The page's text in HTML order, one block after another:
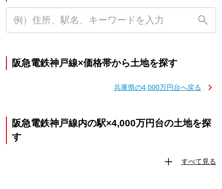
阪急電鉄神戸線×価格帯から土地を探す
兵庫県の4,000万円台へ戻る
阪急電鉄神戸線内の駅×4,000万円台の土地を探
す
すべて見る